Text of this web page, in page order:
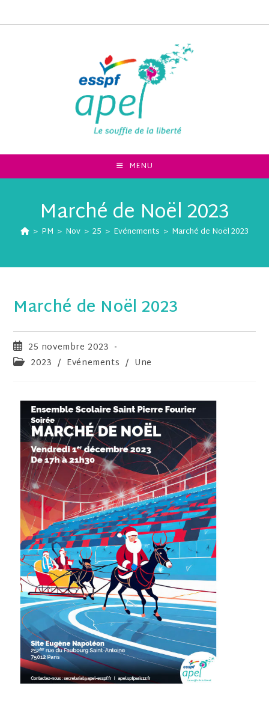
MENU
Marché de Noël 2023
> PM > Nov > 25 > Evénements > Marché de Noël 2023
Marché de Noël 2023
25 novembre 2023
2023 / Evénements / Une